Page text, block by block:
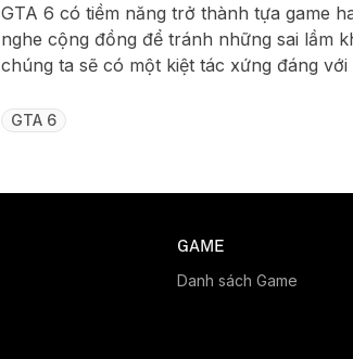
GTA 6 có tiềm năng trở thành tựa game
nghe cộng đồng để tránh những sai lầm
chúng ta sẽ có một kiệt tác xứng đáng với
GTA 6
GAME
Danh sách Game